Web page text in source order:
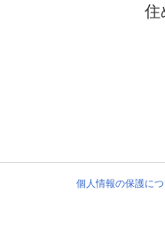
住
個人情報の保護に